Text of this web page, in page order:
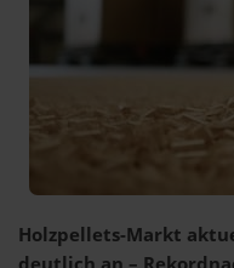
Holzpellets-Markt